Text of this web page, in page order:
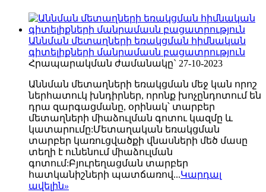
Աննման մետաղների եռակցման հիմնական
գիտելիքների մանրամասն բացատրություն
Հրապարակման ժամանակը` 27-10-2023
Աննման մետաղների եռակցման մեջ կան որոշ
ներհատուկ խնդիրներ, որոնք խոչընդոտում են
դրա զարգացմանը, օրինակ՝ տարբեր
մետաղների միաձուլման գոտու կազմը և
կատարումը:Մետաղական եռակցման
տարբեր կառուցվածքի վնասների մեծ մասը
տեղի է ունենում միաձուլման
գոտում:Բյուրեղացման տարբեր
հատկանիշների պատճառով...Կարդալ
ավելին»